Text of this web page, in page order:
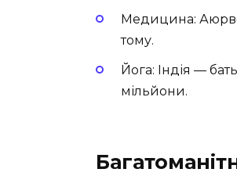
Медицина:
тому.
Йога: Індія —
мільйони.